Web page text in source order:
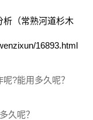
（常熟河道杉木
16893.html
?能用多久呢？
久呢？